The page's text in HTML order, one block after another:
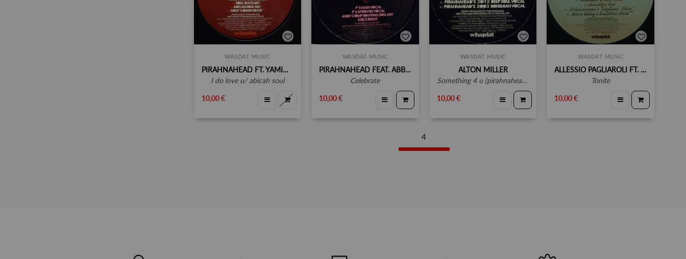
WASDAT MUSIC
PIRAHNAHEAD FT. YAMINAH
i do love u/ abicah soul
10,00 €
WASDAT MUSIC
PIRAHNAHEAD FEAT. ABBY B.
celebrate
10,00 €
WASDAT MUSIC
ALTON MILLER
something 4 u (pirahnahead remixes)
10,00 €
WASDAT MUSIC
ALLESSIO PAGLIAROLI FT. ARNORLD JARVIS
tonite
10,00 €
4